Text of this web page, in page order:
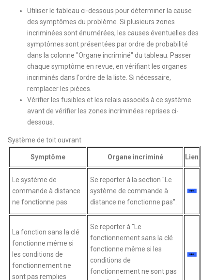
Utiliser le tableau ci-dessous pour déterminer la cause
des symptômes du problème. Si plusieurs zones
incriminées sont énumérées, les causes éventuelles des
symptômes sont présentées par ordre de probabilité
dans la colonne "Organe incriminé" du tableau. Passer
chaque symptôme en revue, en vérifiant les organes
incriminés dans l'ordre de la liste. Si nécessaire,
remplacer les pièces.
Vérifier les fusibles et les relais associés à ce système
avant de vérifier les zones incriminées reprises ci-
dessous.
Système de toit ouvrant
Symptôme Organe incriminé Lien
Le système de
commande à distance
ne fonctionne pas
Se reporter à la section "Le
système de commande à
distance ne fonctionne pas".
La fonction sans la clé
fonctionne même si
les conditions de
fonctionnement ne
sont pas remplies
Se reporter à "Le
fonctionnement sans la clé
fonctionne même si les
conditions de
fonctionnement ne sont pas